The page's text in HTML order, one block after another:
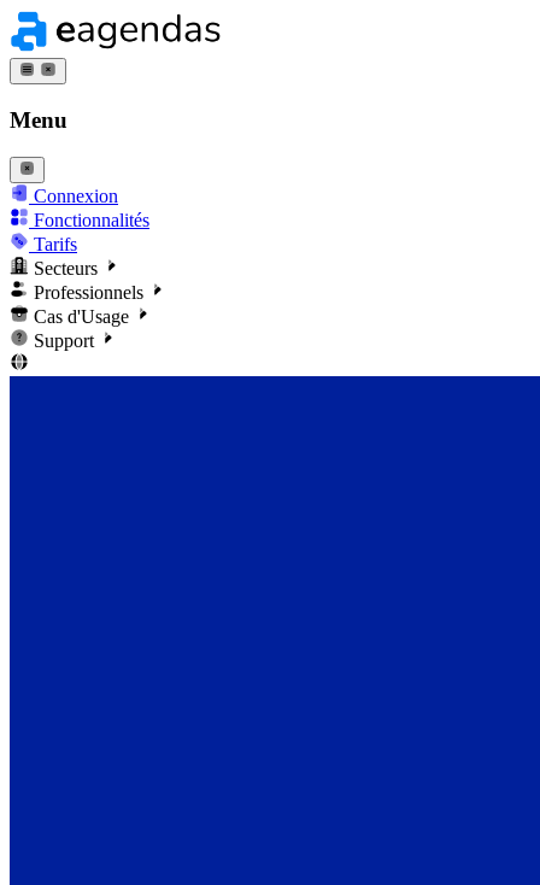
Menu
Connexion
Fonctionnalités
Tarifs
Secteurs
Professionnels
Cas d'Usage
Support